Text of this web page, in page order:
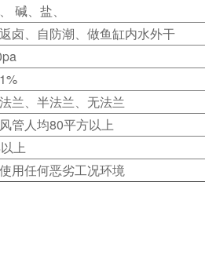
碱、盐、
卤、自防潮、做鱼缸内水外干
兰、半法兰、无法兰
管人均80平方以上
上
用任何恶劣工况环境